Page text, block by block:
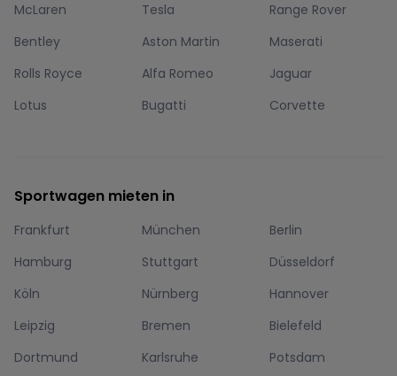
McLaren
Tesla
Range Rover
Bentley
Aston Martin
Maserati
Rolls Royce
Alfa Romeo
Jaguar
Lotus
Bugatti Corvette
Sportwagen mieten in
Frankfurt München
Berlin
Hamburg
Stuttgart
Düsseldorf
Köln
Nürnberg
Hannover
Leipzig
Bremen
Bielefeld
Dortmund
Karlsruhe
Potsdam